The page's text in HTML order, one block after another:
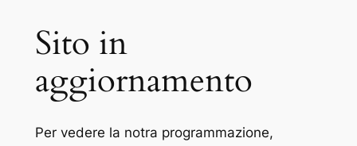
Sito in
aggiornamento
Per vedere la notra programmazione,